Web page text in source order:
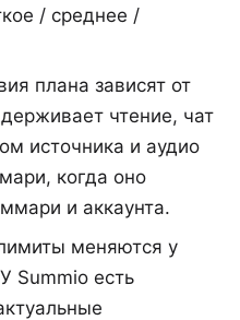
/ среднее /
плана зависят от
чтение, чат
источника и аудио
когда оно
и аккаунта.
меняются у
Summio есть